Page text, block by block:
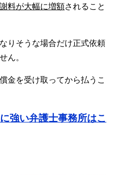
料が大幅に増額されること
りそうな場合だけ正式依頼
ん。
金を受け取ってから払うこ
強い弁護士事務所はこ